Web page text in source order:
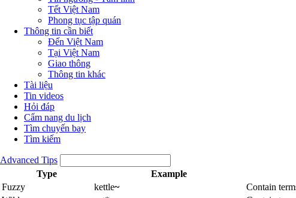
Tết Việt Nam
Phong tục tập quán
Thông tin cần biết
Đến Việt Nam
Tại Việt Nam
Giao thông
Thông tin khác
Tài liệu
Tin videos
Hỏi đáp
Cẩm nang du lịch
Tìm chuyến bay
Tìm kiếm
Advanced Tips
Type
Example
Fuzzy
kettle~ Contain